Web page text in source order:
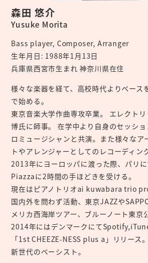
森田 悠介
Yusuke Morita
Bass player, Composer, Arranger
生年月日: 1988年1月13日
兵庫県西宮市生まれ 神奈川県在住
様々な楽器を経て、高校時代よりベース
で始める。
東京音楽大学作曲専攻卒業。 エレクト
博氏に師事。 在学中より自身のセッシ
ロミュージシャンと共演。また様々なア
トやアレンジャーとしてのレコーディン
2013年にヨーロッパに渡った際、パリ
Piazzaに2時間の手ほどきを受ける。
現在はピアノトリオai kuwabara trio
国内外を問わず活動、東京JAZZや
メリカ西海岸ツアー、ブルーノート東京
2014年にはデンマークにて
「1st CHEEZE-NESS plus a」リリース
新世代のベーシスト。